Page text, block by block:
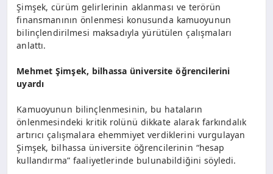
Şimşek, cürüm gelirlerinin aklanması ve terörün
finansmanının önlenmesi konusunda kamuoyunun
bilinçlendirilmesi maksadıyla yürütülen çalışmaları
anlattı.
Mehmet Şimşek, bilhassa üniversite öğrencilerini
uyardı
Kamuoyunun bilinçlenmesinin, bu hataların
önlenmesindeki kritik rolünü dikkate alarak farkındalık
artırıcı çalışmalara ehemmiyet verdiklerini vurgulayan
Şimşek, bilhassa üniversite öğrencilerinin “hesap
kullandırma” faaliyetlerinde bulunabildiğini söyledi.